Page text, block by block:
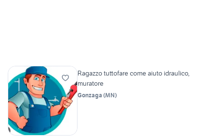
Ragazzo tuttofare come aiuto idraulico,
muratore
Gonzaga (MN)